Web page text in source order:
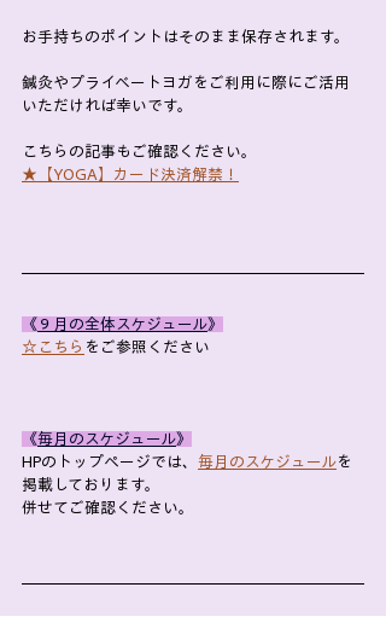
お手持ちのポイントはそのまま保存されます。
鍼灸やプライベートヨガをご利用に際にご活用
いただければ幸いです。
こちらの記事もご確認ください。
★【YOGA】カード決済解禁！
《 ９月の全体スケジュール》
☆こちら をご参照ください
《毎月のスケジュール》
HPのトップページでは、 毎月のスケジュールを
掲載しております。
併せてご確認ください。